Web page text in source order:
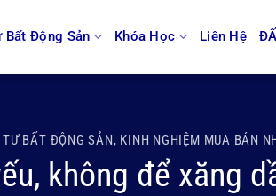
Bất Động Sản Khóa Học Liên Hệ
BẤT ĐỘNG SẢN, KINH NGHIỆM MUA BÁN
không để xăng